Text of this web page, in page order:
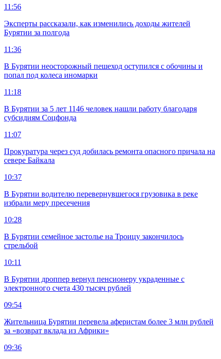
11:56
Эксперты рассказали, как изменились доходы жителей
Бурятии за полгода
11:36
В Бурятии неосторожный пешеход оступился с обочины и
попал под колеса иномарки
11:18
В Бурятии за 5 лет 1146 человек нашли работу благодаря
субсидиям Соцфонда
11:07
Прокуратура через суд добилась ремонта опасного причала на
севере Байкала
10:37
В Бурятии водителю перевернувшегося грузовика в реке
избрали меру пресечения
10:28
В Бурятии семейное застолье на Троицу закончилось
стрельбой
10:11
В Бурятии дроппер вернул пенсионеру украденные с
электронного счета 430 тысяч рублей
09:54
Жительница Бурятии перевела аферистам более 3 млн рублей
за «возврат вклада из Африки»
09:36